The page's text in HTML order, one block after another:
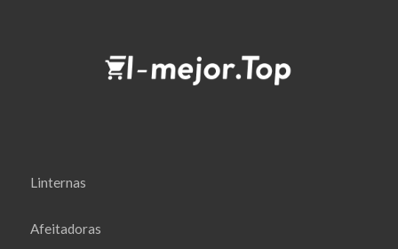
Linternas
Afeitadoras